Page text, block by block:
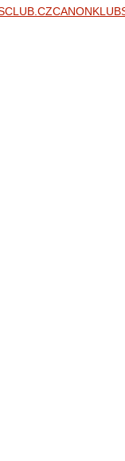
CANONKLUB